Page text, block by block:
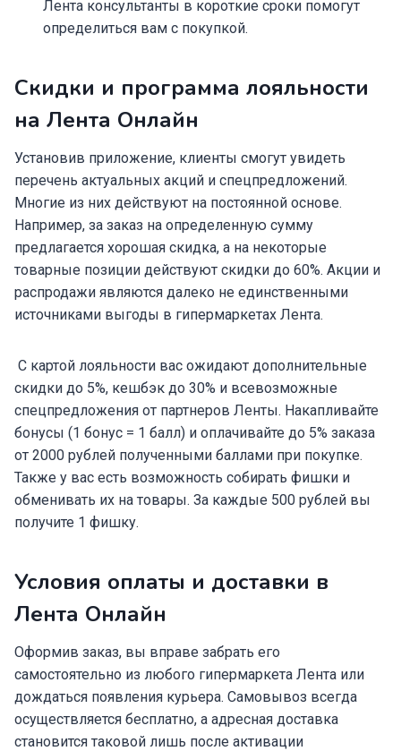
Лента консультанты в короткие сроки помогут
определиться вам с покупкой.
Скидки и программа лояльности
на Лента Онлайн
Установив приложение, клиенты смогут увидеть
перечень актуальных акций и спецпредложений.
Многие из них действуют на постоянной основе.
Например, за заказ на определенную сумму
предлагается хорошая скидка, а на некоторые
товарные позиции действуют скидки до 60%. Акции и
распродажи являются далеко не единственными
источниками выгоды в гипермаркетах Лента.
С картой лояльности вас ожидают дополнительные
скидки до 5%, кешбэк до 30% и всевозможные
спецпредложения от партнеров Ленты. Накапливайте
бонусы (1 бонус = 1 балл) и оплачивайте до 5% заказа
от 2000 рублей полученными баллами при покупке.
Также у вас есть возможность собирать фишки и
обменивать их на товары. За каждые 500 рублей вы
получите 1 фишку.
Условия оплаты и доставки в
Лента Онлайн
Оформив заказ, вы вправе забрать его
самостоятельно из любого гипермаркета Лента или
дождаться появления курьера. Самовывоз всегда
осуществляется бесплатно, а адресная доставка
становится таковой лишь после активации